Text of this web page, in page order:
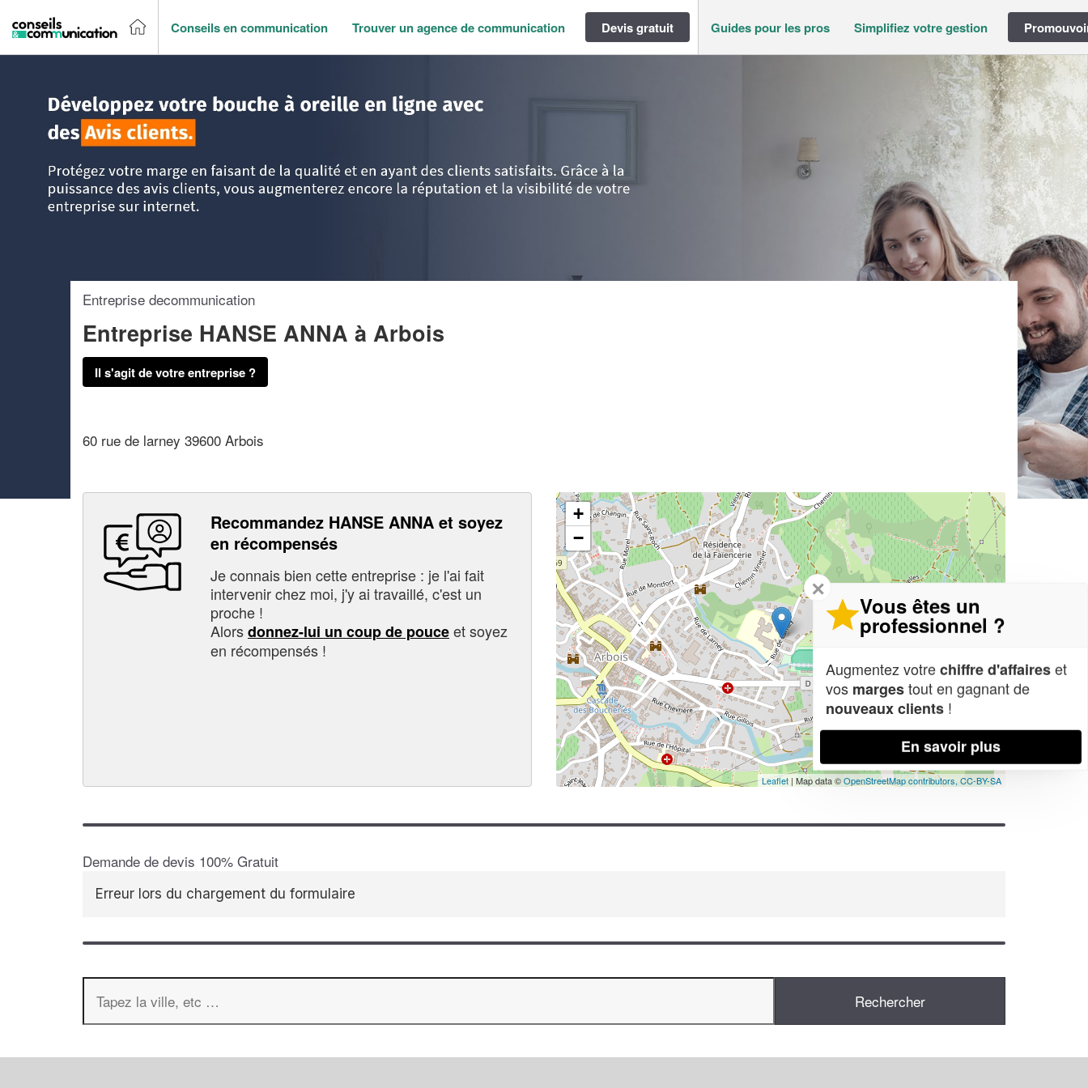
Conseils en communication Trouver un agence de communication Devis gratuit Guides pour les pros Simplifiez votre gestion
Entreprise decommunication
Entreprise HANSE ANNA à Arbois
Il s'agit de votre entreprise ?
60 rue de larney 39600 Arbois
Recommandez HANSE ANNA et soyez
en récompensés
Je connais bien cette entreprise : je l'ai fait
intervenir chez moi, j'y ai travaillé, c'est un
proche !
Alorsdonnez-lui un coup de pouceet soyez
en récompensés !
+
−
Leaflet | Map data ©OpenStreetMap contributors, CC-BY-SA
Demande de devis 100% Gratuit
Erreur lors du chargement du formulaire
✕
Vous êtes un
professionnel ?
Augmentez votrechiffre d'affaireset
vos margestout en gagnant de
nouveaux clients !
En savoir plus